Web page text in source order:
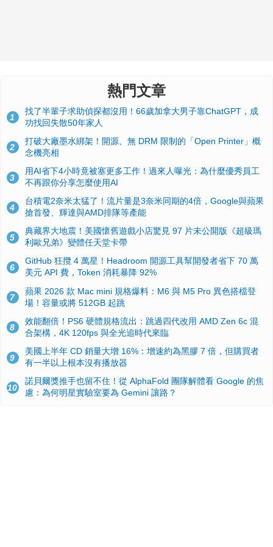
熱門文章
1
找了半輩子求助偵探都沒用！66歲加拿大男子靠ChatGPT，成
功找回失散50年家人
2
打破大廠墨水綁架！開源、無 DRM 限制的「Open Printer」概
念機亮相
3
用AI省下4小時竟被塞更多工作！過來人曝光：為什麼優秀員工
不再跟你分享怎麼使用AI
4
台積電2奈米太猛了！流片量是3奈米同期的4倍，Google與蘋果
搶首發、輝達與AMD排隊等產能
5
典藏界大地震！美國懷舊遊戲小店驚見 97 片未公開版《超級瑪
利歐兄弟》變體任天堂卡帶
6
GitHub 狂攬 4 萬星！Headroom 開源工具幫開發者省下 70 萬
美元 API 費，Token 消耗暴降 92%
7
蘋果 2026 款 Mac mini 規格爆料：M6 與 M5 Pro 異色搭檔登
場！容量或將 512GB 起跳
8
效能翻倍！PS6 硬體規格流出：跳過四代改用 AMD Zen 6c 混
合架構，4K 120fps 與全光追時代來臨
9
美國上半年 CD 銷量大增 16%：增速約為黑膠 7 倍，但購買者
有一半以上根本沒有播放器
10
諾貝爾獎推手也留不住！從 AlphaFold 團隊解體看 Google 的焦
慮：為何明星實驗室要為 Gemini 讓路？